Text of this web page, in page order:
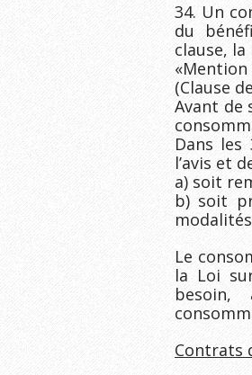
34. Un
du
clause,
(Clause
Avant de
Dans
l’avis et
a) soit
b) soit
Le
la Loi
Contrats